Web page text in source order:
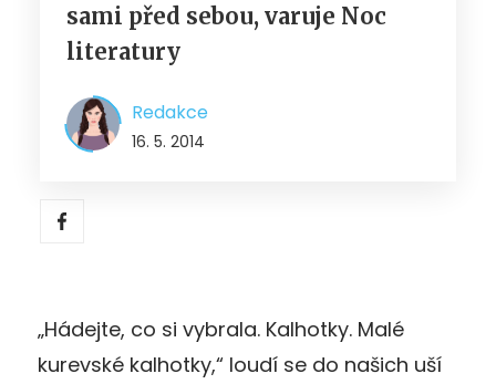
sami před sebou, varuje Noc
literatury
Redakce
16. 5. 2014
„Hádejte, co si vybrala. Kalhotky. Malé
kurevské kalhotky,“ loudí se do našich uší